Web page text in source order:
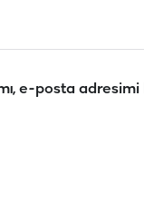
e-posta adresimi